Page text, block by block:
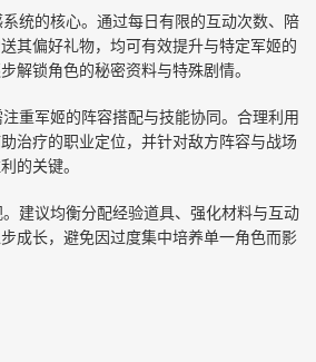
统的核心。通过每日有限的互动次数、陪
其偏好礼物，均可有效提升与特定军姬的
解锁角色的秘密资料与特殊剧情。
重军姬的阵容搭配与技能协同。合理利用
治疗的职业定位，并针对敌方阵容与战场
的关键。
建议均衡分配经验道具、强化材料与互动
成长，避免因过度集中培养单一角色而影